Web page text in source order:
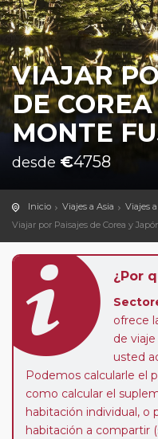
VIAJAR
DE
MONTE
desde €4758
Inicio Viajes a Asia
Viajes
Viajar por Paisajes de Corea y
¿Por
ofrece
de
usted
Podemos calcularle el
como calcular el
habitación individual, o
habitación a compartir